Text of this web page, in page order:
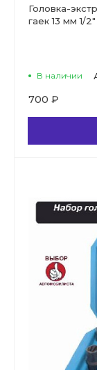
Головка-
гаек 13 мм 1/
В наличии
700 ₽